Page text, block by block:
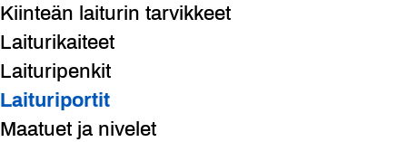
Kiinteän laiturin tarvikkeet
Laiturikaiteet
Laituripenkit
Laituriportit
Maatuet ja nivelet